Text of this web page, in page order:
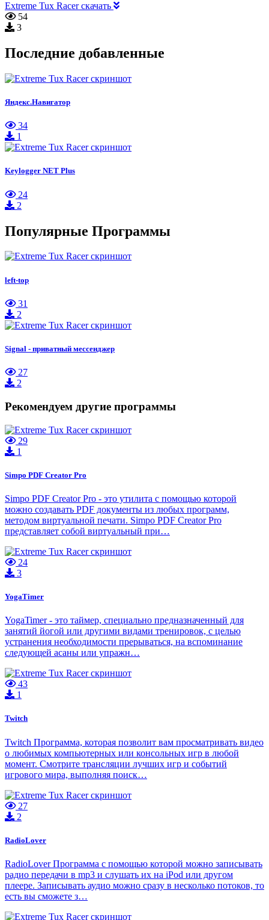
Extreme Tux Racer скачать
54
3
Последние добавленные
Яндекс.Навигатор
34
1
Keylogger NET Plus
24
2
Популярные Программы
left-top
31
2
Signal - приватный мессенджер
27
2
Рекомендуем другие программы
29
1
Simpo PDF Creator Pro
Simpo PDF Creator Pro - это утилита с помощью которой
можно создавать PDF документы из любых программ,
методом виртуальной печати. Simpo PDF Creator Pro
представляет собой виртуальный при…
24
3
YogaTimer
YogaTimer - это таймер, специально предназначенный для
занятий йогой или другими видами тренировок, с целью
устранения необходимости прерываться, на вспоминание
следующей асаны или упражн…
43
1
Twitch
Twitch Программа, которая позволит вам просматривать видео
о любимых компьютерных или консольных игр в любой
момент. Смотрите трансляции лучших игр и событий
игрового мира, выполняя поиск…
27
2
RadioLover
RadioLover Программа с помощью которой можно записывать
радио передачи в mp3 и слушать их на iPod или другом
плеере. Записывать аудио можно сразу в несколько потоков, то
есть вы сможете з…